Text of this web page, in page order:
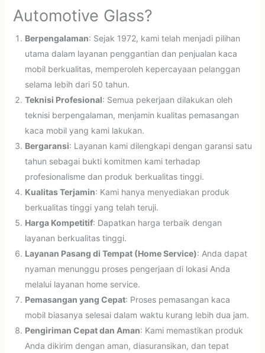
Automotive Glass?
Berpengalaman: Sejak 1972, kami telah menjadi pilihan
utama dalam layanan penggantian dan penjualan kaca
mobil berkualitas, memperoleh kepercayaan pelanggan
selama lebih dari 50 tahun.
Teknisi Profesional: Semua pekerjaan dilakukan oleh
teknisi berpengalaman, menjamin kualitas pemasangan
kaca mobil yang kami lakukan.
Bergaransi: Layanan kami dilengkapi dengan garansi satu
tahun sebagai bukti komitmen kami terhadap
profesionalisme dan produk berkualitas tinggi.
Kualitas Terjamin: Kami hanya menyediakan produk
berkualitas tinggi yang telah teruji.
Harga Kompetitif: Dapatkan harga terbaik dengan
layanan berkualitas tinggi.
Layanan Pasang di Tempat (Home Service): Anda dapat
nyaman menunggu proses pengerjaan di lokasi Anda
melalui layanan home service.
Pemasangan yang Cepat: Proses pemasangan kaca
mobil biasanya selesai dalam waktu kurang lebih dua jam.
Pengiriman Cepat dan Aman: Kami memastikan produk
Anda dikirim dengan aman, diasuransikan, dan tepat